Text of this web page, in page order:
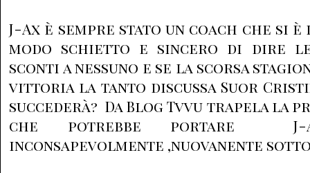
J-Ax è sempre stato un coach che si
modo schietto e sincero di dire
sconti a nessuno e se la scorsa
vittoria la tanto discussa Suor
succederà? Da Blog Tvvu trapela la
che potrebbe portare J-
inconsapevolmente ,nuovanente